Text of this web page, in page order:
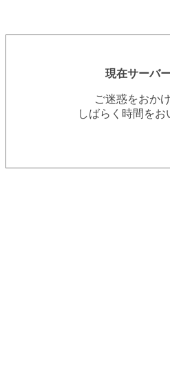
現在サーバ
ご迷惑をおか
しばらく時間を